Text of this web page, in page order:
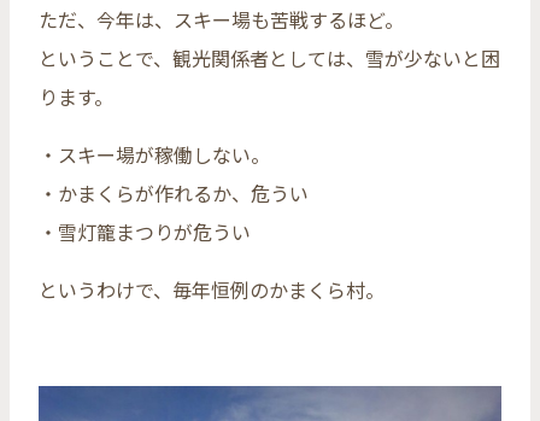
ただ、今年は、スキー場も苦戦するほど。
ということで、観光関係者としては、雪が少ないと困
ります。
・スキー場が稼働しない。
・かまくらが作れるか、危うい
・雪灯籠まつりが危うい
というわけで、毎年恒例のかまくら村。